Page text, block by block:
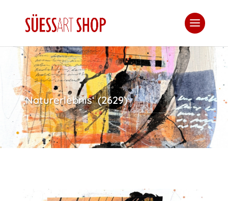
‚Naturerlebnis‘ (2629)